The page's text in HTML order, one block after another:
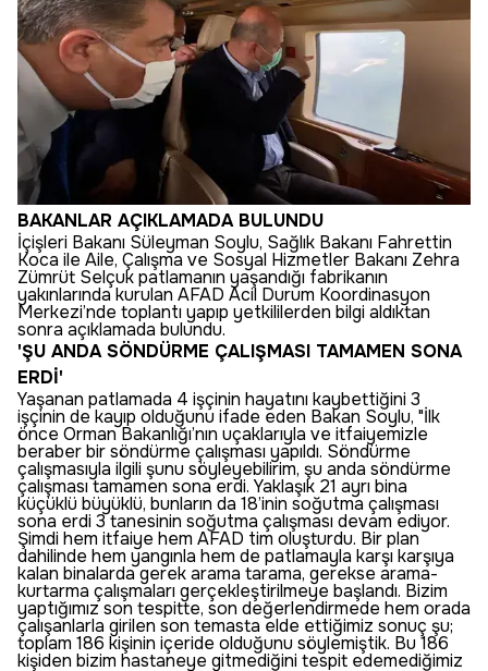
BAKANLAR AÇIKLAMADA BULUNDU
İçişleri Bakanı Süleyman Soylu, Sağlık Bakanı Fahrettin
Koca ile Aile, Çalışma ve Sosyal Hizmetler Bakanı Zehra
Zümrüt Selçuk patlamanın yaşandığı fabrikanın
yakınlarında kurulan AFAD Acil Durum Koordinasyon
Merkezi’nde toplantı yapıp yetkililerden bilgi aldıktan
sonra açıklamada bulundu.
'ŞU ANDA SÖNDÜRME ÇALIŞMASI TAMAMEN SONA
ERDİ'
Yaşanan patlamada 4 işçinin hayatını kaybettiğini 3
işçinin de kayıp olduğunu ifade eden Bakan Soylu, "İlk
önce Orman Bakanlığı’nın uçaklarıyla ve itfaiyemizle
beraber bir söndürme çalışması yapıldı. Söndürme
çalışmasıyla ilgili şunu söyleyebilirim, şu anda söndürme
çalışması tamamen sona erdi. Yaklaşık 21 ayrı bina
küçüklü büyüklü, bunların da 18’inin soğutma çalışması
sona erdi 3 tanesinin soğutma çalışması devam ediyor.
Şimdi hem itfaiye hem AFAD tim oluşturdu. Bir plan
dahilinde hem yangınla hem de patlamayla karşı karşıya
kalan binalarda gerek arama tarama, gerekse arama-
kurtarma çalışmaları gerçekleştirilmeye başlandı. Bizim
yaptığımız son tespitte, son değerlendirmede hem orada
çalışanlarla girilen son temasta elde ettiğimiz sonuç şu;
toplam 186 kişinin içeride olduğunu söylemiştik. Bu 186
kişiden bizim hastaneye gitmediğini tespit edemediğimiz